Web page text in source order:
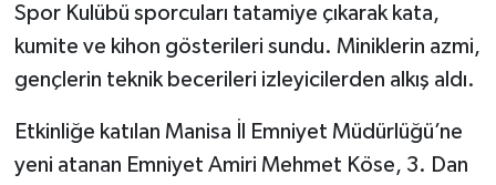
Spor Kulübü sporcuları tatamiye çıkarak kata,
kumite ve kihon gösterileri sundu. Miniklerin azmi,
gençlerin teknik becerileri izleyicilerden alkış aldı.
Etkinliğe katılan Manisa İl Emniyet Müdürlüğü’ne
yeni atanan Emniyet Amiri Mehmet Köse, 3. Dan